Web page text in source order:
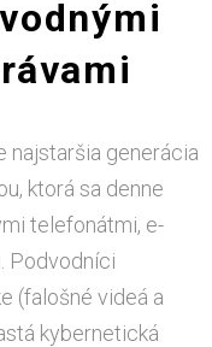
najstaršia generácia
ktorá sa denne
telefonátmi, e-
Podvodníci
(falošné videá a
kybernetická